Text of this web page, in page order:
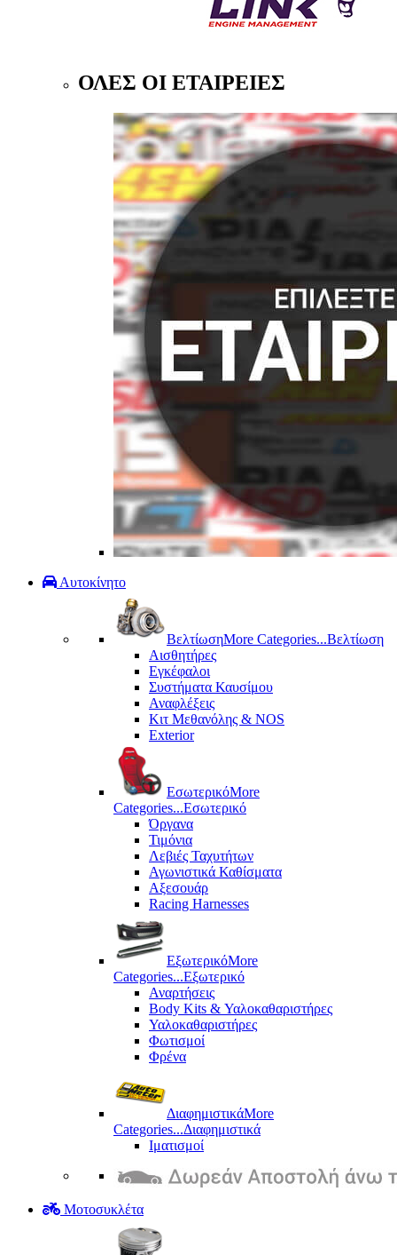
ΟΛΕΣ ΟΙ ΕΤΑΙΡΕΙΕΣ
Αυτοκίνητο
ΒελτίωσηMore Categories...Βελτίωση
Αισθητήρες
Εγκέφαλοι
Συστήματα Καυσίμου
Αναφλέξεις
Κιτ Μεθανόλης & ΝΟS
Exterior
ΕσωτερικόMore
Categories...Εσωτερικό
Όργανα
Τιμόνια
Λεβιές Ταχυτήτων
Αγωνιστικά Καθίσματα
Αξεσουάρ
Racing Harnesses
ΕξωτερικόMore
Categories...Εξωτερικό
Αναρτήσεις
Body Kits & Υαλοκαθαριστήρες
Υαλοκαθαριστήρες
Φωτισμοί
Φρένα
ΔιαφημιστικάMore
Categories...Διαφημιστικά
Ιματισμοί
Μοτοσυκλέτα